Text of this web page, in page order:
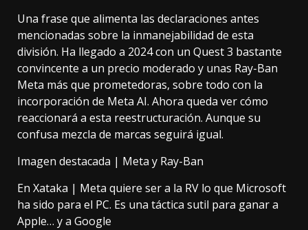
Una frase que alimenta las declaraciones antes
mencionadas sobre la inmanejabilidad de esta
división. Ha llegado a 2024 con un Quest 3 bastante
convincente a un precio moderado y unas Ray-Ban
Meta más que prometedoras, sobre todo con la
incorporación de Meta AI. Ahora queda ver cómo
reaccionará a esta reestructuración. Aunque su
confusa mezcla de marcas seguirá igual.
Imagen destacada | Meta y Ray-Ban
En Xataka | Meta quiere ser a la RV lo que Microsoft
ha sido para el PC. Es una táctica sutil para ganar a
Apple… y a Google